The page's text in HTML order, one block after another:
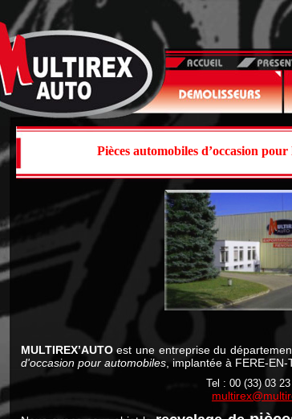
Accueil
Démolisseurs
Pièces automobiles d’occasion
MULTIREX’AUTOest une entreprise du
d'occasion pour automobiles, implantée à FERE-EN-
Tel : 00 (33) 03